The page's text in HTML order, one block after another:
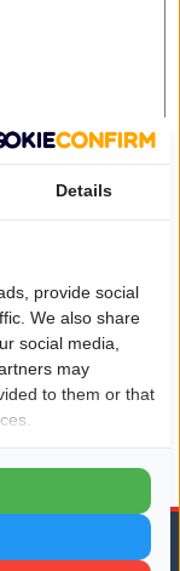
Verstuur
Details
provide social
We also share
social media,
may
to them or that